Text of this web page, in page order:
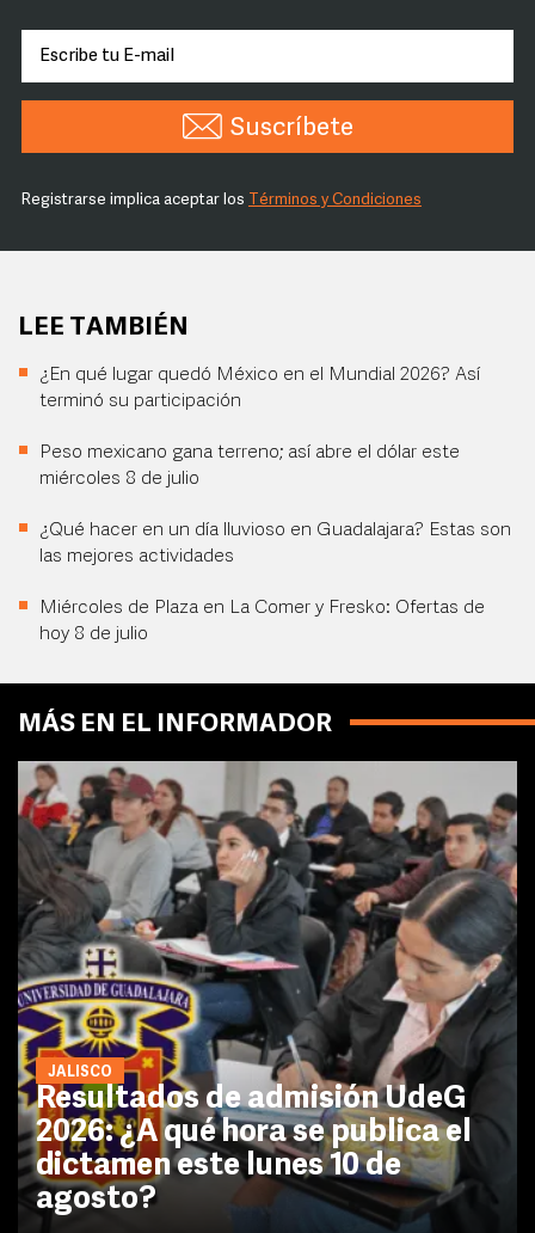
Suscríbete
Registrarse implica aceptar los Términos y Condiciones
LEE TAMBIÉN
¿En qué lugar quedó México en el Mundial 2026? Así
terminó su participación
Peso mexicano gana terreno; así abre el dólar este
miércoles 8 de julio
¿Qué hacer en un día lluvioso en Guadalajara? Estas son
las mejores actividades
Miércoles de Plaza en La Comer y Fresko: Ofertas de
hoy 8 de julio
MÁS EN EL INFORMADOR
JALISCO
Resultados de admisión UdeG
2026: ¿A qué hora se publica el
dictamen este lunes 10 de
agosto?